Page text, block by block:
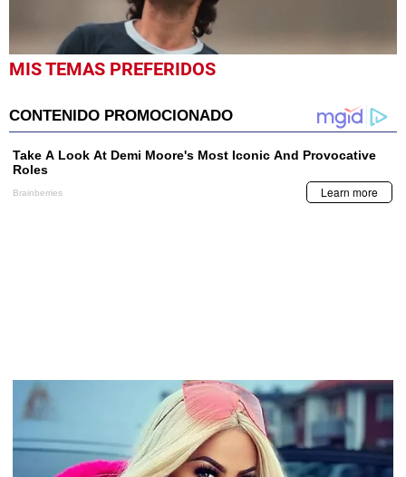
0
seconds
seconds
MIS TEMAS PREFERIDOS